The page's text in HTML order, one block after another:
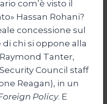
com’è visto il
Hassan Rohani?
concessione sul
chi si oppone alla
Tanter,
Council staff
Reagan), in un
Policy. E